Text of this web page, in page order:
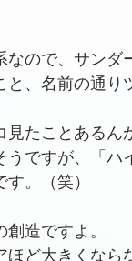
なので、サン
と、名前の通
たことあるん
うですが、「ハ
。（笑）
造ですよ。
ど大きくなら